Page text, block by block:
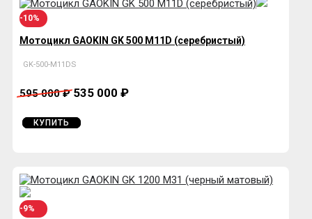
-10%
Мотоцикл GAOKIN GK 500 М11D (серебристый)
GK-500-М11DS
595 000 ₽ 535 000 ₽
КУПИТЬ
-9%